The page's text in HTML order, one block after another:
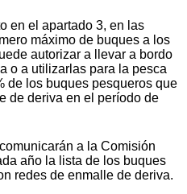
en el apartado 3, en las
máximo de buques a los
autorizar a llevar a bordo
o a utilizarlas para la pesca
de los buques pesqueros que
de deriva en el período de
a la Comisión
año la lista de los buques
redes de enmalle de deriva.